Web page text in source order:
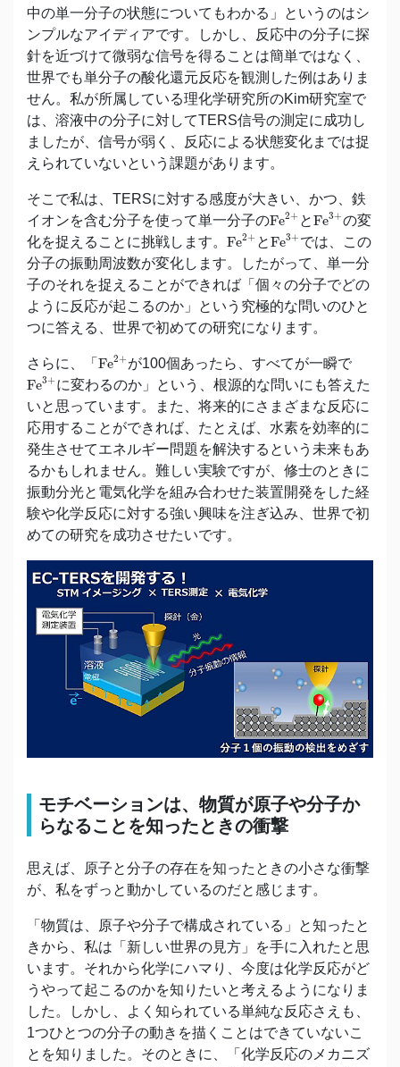
中の単一分子の状態についてもわかる」というのはシ
ンプルなアイディアです。しかし、反応中の分子に探
針を近づけて微弱な信号を得ることは簡単ではなく、
世界でも単分子の酸化還元反応を観測した例はありま
せん。私が所属している理化学研究所のKim研究室で
は、溶液中の分子に対してTERS信号の測定に成功し
ましたが、信号が弱く、反応による状態変化までは捉
えられていないという課題があります。
そこで私は、TERSに対する感度が大きい、かつ、鉄
イオンを含む分子を使って単一分子のFe2+
Fe2
とFe3+
Fe3+
の変
化を捉えることに挑戦します。 Fe2+
Fe2
とFe3+
Fe3+
では、この
分子の振動周波数が変化します。したがって、単一分
子のそれを捉えることができれば「個々の分子でどの
ように反応が起こるのか」という究極的な問いのひと
つに答える、世界で初めての研究になります。
さらに、「 Fe2+
Fe2
が100個あったら、すべてが一瞬で
Fe3+
Fe3 +
に変わるのか」という、根源的な問いにも答えた
いと思っています。また、将来的にさまざまな反応に
応用することができれば、たとえば、水素を効率的に
発生させてエネルギー問題を解決するという未来もあ
るかもしれません。難しい実験ですが、修士のときに
振動分光と電気化学を組み合わせた装置開発をした経
験や化学反応に対する強い興味を注ぎ込み、世界で初
めての研究を成功させたいです。
モチベーションは、物質が原子や分子か
らなることを知ったときの衝撃
思えば、原子と分子の存在を知ったときの小さな衝撃
が、私をずっと動かしているのだと感じます。
「物質は、原子や分子で構成されている」と知ったと
きから、私は「新しい世界の見方」を手に入れたと思
います。それから化学にハマり、今度は化学反応がど
うやって起こるのかを知りたいと考えるようになりま
した。しかし、よく知られている単純な反応さえも、
1つひとつの分子の動きを描くことはできていないこ
とを知りました。そのときに、「化学反応のメカニズ